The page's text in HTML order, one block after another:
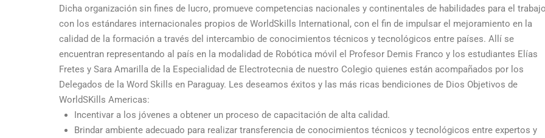
Dicha organización sin fines de lucro, promueve competencias nacionales y continentales de habilidades para el
con los estándares internacionales propios de WorldSkills International, con el fin de impulsar el mejoramiento en la
calidad de la formación a través del intercambio de conocimientos técnicos y tecnológicos entre países. Allí se
encuentran representando al país en la modalidad de Robótica móvil el Profesor Demis Franco y los estudiantes Elías
Fretes y Sara Amarilla de la Especialidad de Electrotecnia de nuestro Colegio quienes están acompañados por los
Delegados de la Word Skills en Paraguay. Les deseamos éxitos y las más ricas bendiciones de Dios Objetivos de
WorldSKills Americas:
Incentivar a los jóvenes a obtener un proceso de capacitación de alta calidad.
Brindar ambiente adecuado para realizar transferencia de conocimientos técnicos y tecnológicos entre expertos y